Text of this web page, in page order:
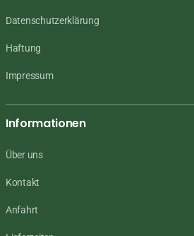
Datenschutzerklärung
Haftung
Impressum
Informationen
Über uns
Kontakt
Anfahrt